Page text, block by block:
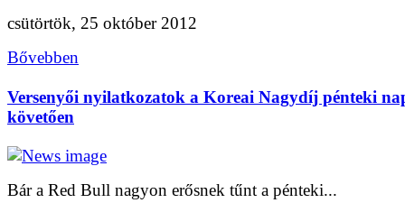
csütörtök, 25 október 2012
Bővebben
Versenyői nyilatkozatok a Koreai Nagydíj pénteki
követően
Bár a Red Bull nagyon erősnek tűnt a pénteki...